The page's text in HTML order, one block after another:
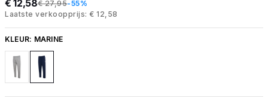
€ 12,58€ 27,95-55%
Laatste verkoopprijs: € 12,58
KLEUR: MARINE